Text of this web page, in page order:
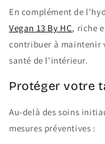
En complément de
Vegan 13 By HC, riche
contribuer à maintenir
santé de l'intérieur.
Protéger votre
Au-delà des soins
mesures préventives :